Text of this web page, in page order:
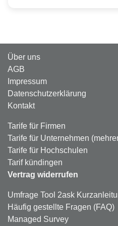
Über uns
AGB
Impressum
Datenschutzerklärung
Kontakt
Tarife für Firmen
Tarife für Unternehmen
Tarife für Hochschulen
Tarif kündingen
Vertrag widerrufen
Umfrage Tool 2ask
Häufig gestellte Fragen (FAQ)
Managed Survey